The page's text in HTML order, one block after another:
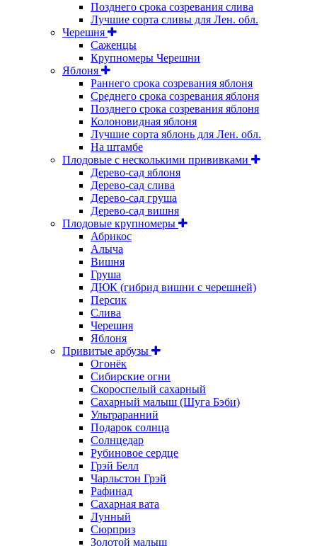
Позднего срока созревания слива
Лучшие сорта сливы для Лен. обл.
Черешня
Саженцы
Крупномеры Черешни
Яблоня
Раннего срока созревания яблоня
Среднего срока созревания яблоня
Позднего срока созревания яблоня
Колоновидная яблоня
Лучшие сорта яблонь для Лен. обл.
На штамбе
Плодовые с несколькими прививками
Дерево-сад яблоня
Дерево-сад слива
Дерево-сад груша
Дерево-сад вишня
Плодовые крупномеры
Абрикос
Алыча
Вишня
Груша
ДЮК (гибрид вишни с черешней)
Персик
Слива
Черешня
Яблоня
Привитые арбузы
Огонёк
Сибирские огни
Скороспелый сахарный
Сахарный малыш (Шуга Бэби)
Ультраранний
Подарок солнца
Солнцедар
Рубиновое сердце
Грэй Белл
Чарльстон Грэй
Рафинад
Сахарная вата
Лунный
Сюрприз
Золотой малыш